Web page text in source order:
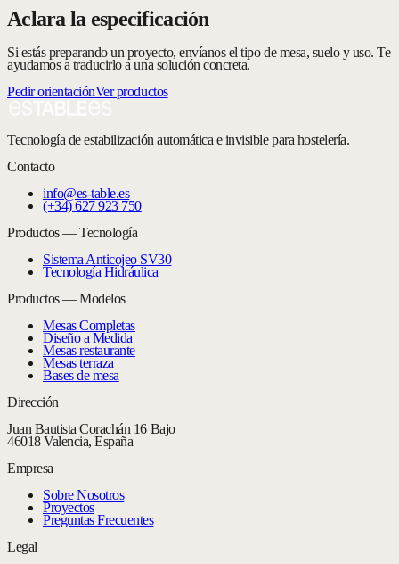
Aclara la especificación
Si estás preparando un proyecto, envíanos el tipo de mesa, suelo y uso. Te
ayudamos a traducirlo a una solución concreta.
Pedir orientaciónVer productos
Tecnología de estabilización automática e invisible para hostelería.
Contacto
info@es-table.es
(+34) 627 923 750
Productos — Tecnología
Sistema Anticojeo SV30
Tecnología Hidráulica
Productos — Modelos
Mesas Completas
Diseño a Medida
Mesas restaurante
Mesas terraza
Bases de mesa
Dirección
Juan Bautista Corachán 16 Bajo
46018 Valencia, España
Empresa
Sobre Nosotros
Proyectos
Preguntas Frecuentes
Legal